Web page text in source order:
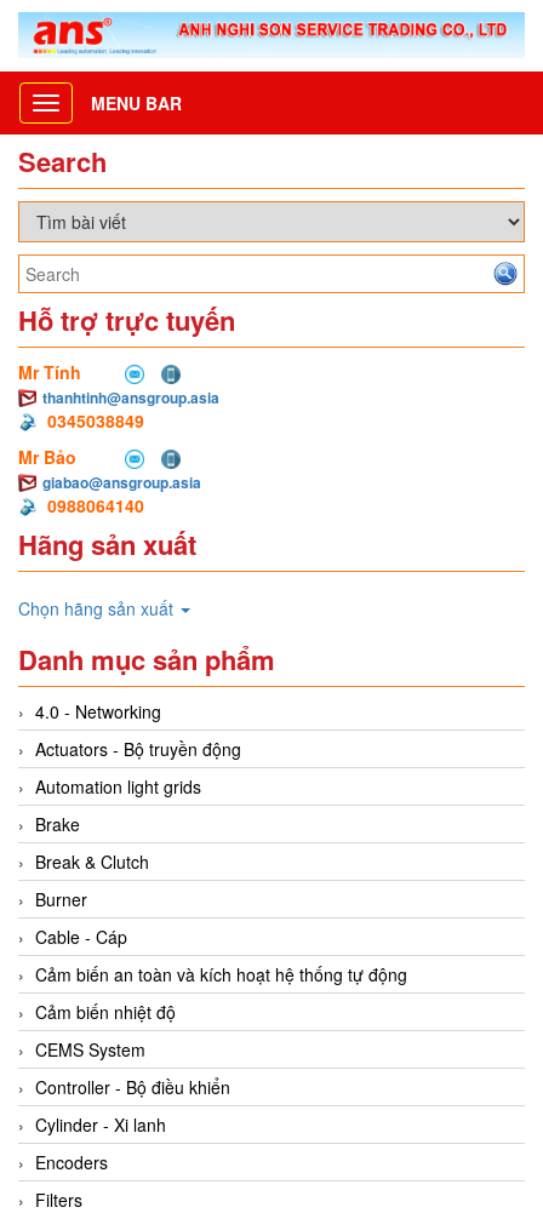
Toggle
navigation
MENU BAR
Search
Hỗ trợ trực tuyến
Mr Tính
thanhtinh@ansgroup.asia
0345038849
Mr Bảo
giabao@ansgroup.asia
0988064140
Hãng sản xuất
Chọn hãng sản xuất
Danh mục sản phẩm
4.0 - Networking
Actuators - Bộ truyền động
Automation light grids
Brake
Break & Clutch
Burner
Cable - Cáp
Cảm biến an toàn và kích hoạt hệ thống tự động
Cảm biến nhiệt độ
CEMS System
Controller - Bộ điều khiển
Cylinder - Xi lanh
Encoders
Filters